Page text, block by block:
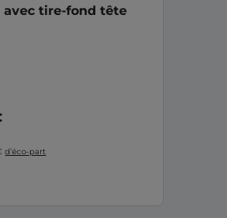
avec tire-fond tête
d’éco-part